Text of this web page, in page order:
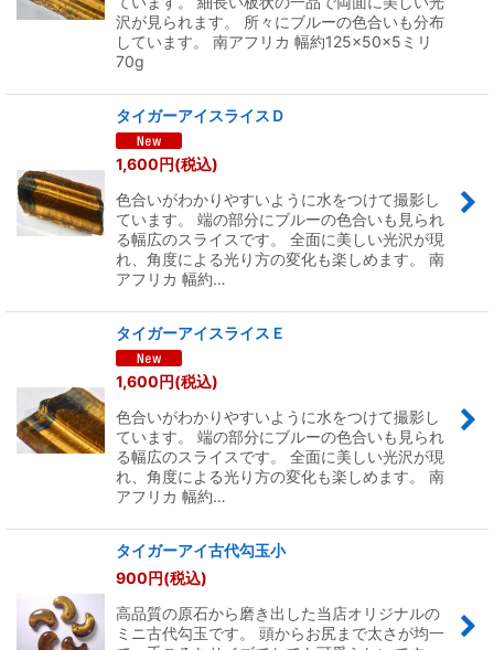
沢が見られます。 所々にブルーの色合いも分布
しています。 南アフリカ 幅約125×50×5ミリ
70g
タイガーアイスライスＤ
1,600円(税込)
色合いがわかりやすいように水をつけて撮影し
ています。 端の部分にブルーの色合いも見られ
る幅広のスライスです。 全面に美しい光沢が現
れ、角度による光り方の変化も楽しめます。 南
アフリカ 幅約…
タイガーアイスライスＥ
1,600円(税込)
色合いがわかりやすいように水をつけて撮影し
ています。 端の部分にブルーの色合いも見られ
る幅広のスライスです。 全面に美しい光沢が現
れ、角度による光り方の変化も楽しめます。 南
アフリカ 幅約…
タイガーアイ古代勾玉小
900円(税込)
高品質の原石から磨き出した当店オリジナルの
ミニ古代勾玉です。 頭からお尻まで太さが均一